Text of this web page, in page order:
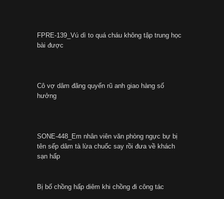
FPRE-139_Vú dì to quá cháu không tập trung học
bài được
Cô vợ dâm đãng quyến rũ anh giao hàng số
hưởng
SONE-448_Em nhân viên văn phòng ngực bự bị
tên sếp dâm tà lừa chuốc say rồi đưa về khách
sạn hấp
Bị bố chồng hấp diêm khi chồng đi công tác